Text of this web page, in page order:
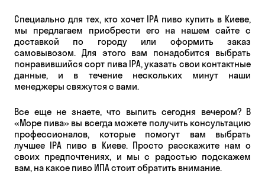
Специально для тех, кто хочет IPA пиво купить в Киеве,
мы предлагаем приобрести его на нашем сайте с
доставкой по городу или оформить заказ
самовывозом. Для этого вам понадобится выбрать
понравившийся сорт пива IPA, указать свои контактные
данные, и в течение нескольких минут наши
менеджеры свяжутся с вами.
Все еще не знаете, что выпить сегодня вечером? В
«Море пива» вы всегда можете получить консультацию
профессионалов, которые помогут вам выбрать
лучшее IPA пиво в Киеве. Просто расскажите нам о
своих предпочтениях, и мы с радостью подскажем
вам, на какое пиво ИПА стоит обратить внимание.